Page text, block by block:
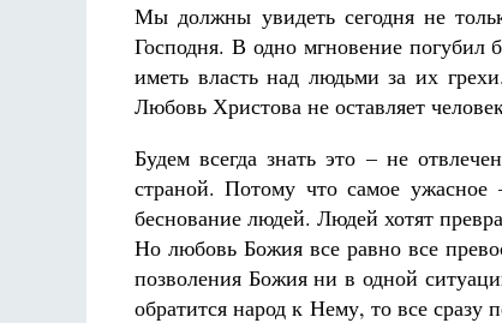
Мы должны увидеть сегодня не
Господня. В одно мгновение погубил
иметь власть над людьми за их
Любовь Христова не оставляет
Будем всегда знать это – не
страной. Потому что самое
беснование людей. Людей хотят
Но любовь Божия все равно все
позволения Божия ни в одной
обратится народ к Нему, то все сразу